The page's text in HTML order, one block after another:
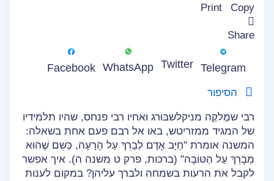
Copy
Print
Share
Telegram
Twitter
WhatsApp
Facebook
הסיפור
רבי שמֶלקֶה מניקלשבּוּרג ואחיו רבי פנחס, שהיו תלמידיו
של המגיד ממזריטש, באו אל רבם פעם אחת בשאלה:
המשנה אומרת "חַיָּב אָדָם לְבָרֵךְ עַל הָרָעָה, כְּשֵׁם שֶׁהוּא
מְבָרֵךְ עַל הַטּוֹבָה" (ברכות, פרק ט משנה ה). איך אפשר
לקבל את הרעות בשמחה ולברך עליהן? במקום לענות